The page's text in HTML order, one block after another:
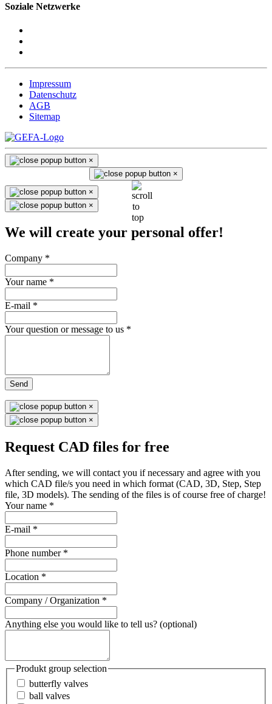
Soziale Netzwerke
Impressum
Datenschutz
AGB
Sitemap
×
×
×
×
We will create your personal offer!
Company *
Your name *
E-mail *
Your question or message to us *
Send
×
×
Request CAD files for free
After sending, we will contact you if necessary and agree with you
which CAD file/s you need in which format (CAD, 3D, Step, Step
file, 3D models). The sending of the files is of course free of charge!
Your name *
E-mail *
Phone number *
Location *
Company / Organization *
Anything else you would like to tell us? (optional)
Produkt group selection
butterfly valves
ball valves